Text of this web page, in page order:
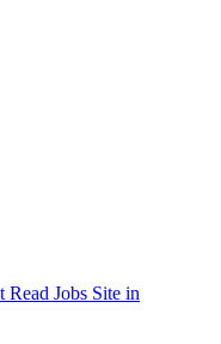
Read Jobs Site in